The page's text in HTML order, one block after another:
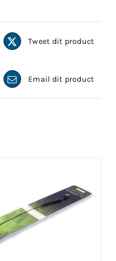
Tweet dit product
Email dit product